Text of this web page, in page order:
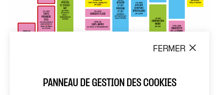
FERMER
PANNEAU DE GESTION DES COOKIES